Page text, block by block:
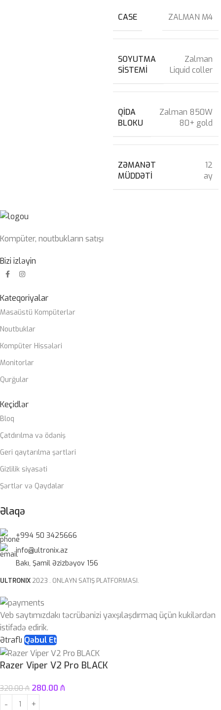
CASE ZALMAN M4
SOYUTMA
SISTEMI
Zalman
Liquid coller
QIDA
BLOKU
Zalman 850W
80+ gold
ZƏMANƏT
MÜDDƏTI
12
ay
Kompüter, noutbukların satışı
Bizi izləyin
Kateqoriyalar
Masaüstü Kompüterlər
Noutbuklar
Kompüter Hissələri
Monitorlar
Qurğular
Keçidlər
Bloq
Çatdırılma və ödəniş
Geri qaytarılma şərtləri
Gizlilik siyasəti
Şərtlər və Qaydalar
Əlaqə
+994 50 3425666
info@ultronix.az
Bakı, Şamil Əzizbəyov 156
ULTRONIX 2023 . ONLAYN SATIŞ PLATFORMASI.
Veb saytımızdakı təcrübənizi yaxşılaşdırmaq üçün kukilərdən
istifadə edirik.
Ətraflı Qəbul Et
Razer Viper V2 Pro BLACK
320.00₼ 280.00 ₼